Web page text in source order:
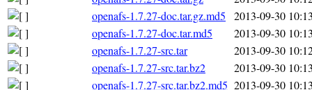
openafs-1.7.27-doc.tar.gz.md5
2013-09-30
openafs-1.7.27-doc.tar.md5
2013-09-30
openafs-1.7.27-src.tar
2013-09-30
openafs-1.7.27-src.tar.bz2
2013-09-30
openafs-1.7.27-src.tar.bz2.md5 2013-09-30